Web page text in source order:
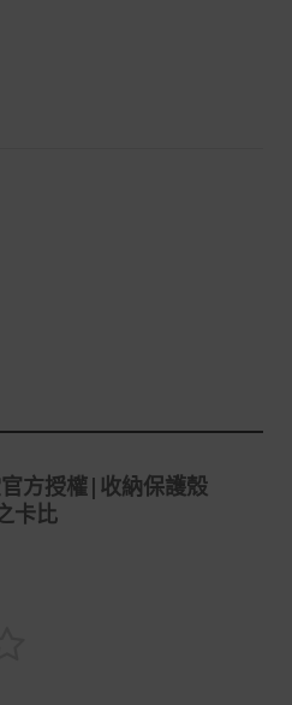
方授權|收納保護殼
卡比